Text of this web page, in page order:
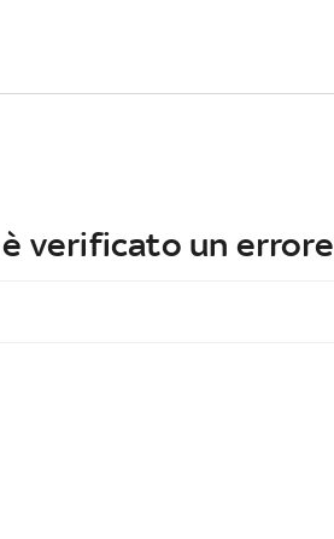
verificato un errore